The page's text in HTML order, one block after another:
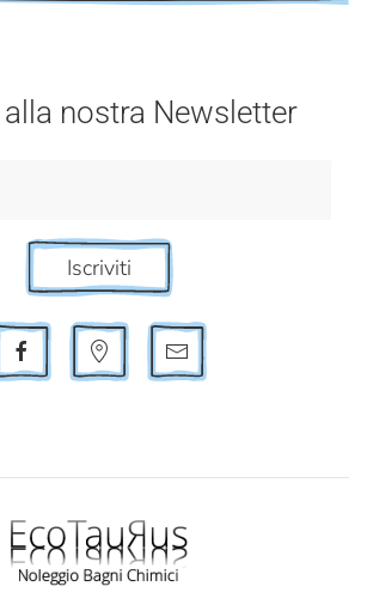
nostra Newsletter
Iscriviti